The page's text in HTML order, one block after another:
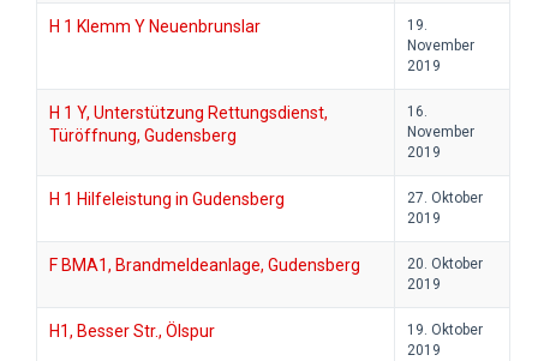
H 1 Klemm Y Neuenbrunslar
19.
November
2019
H 1 Y, Unterstützung Rettungsdienst,
Türöffnung, Gudensberg
16.
November
2019
H 1 Hilfeleistung in Gudensberg
27. Oktober
2019
F BMA1, Brandmeldeanlage, Gudensberg
20. Oktober
2019
H1, Besser Str., Ölspur
19. Oktober
2019